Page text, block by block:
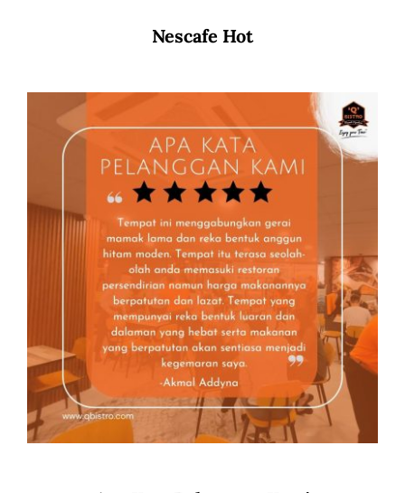
Nescafe Hot